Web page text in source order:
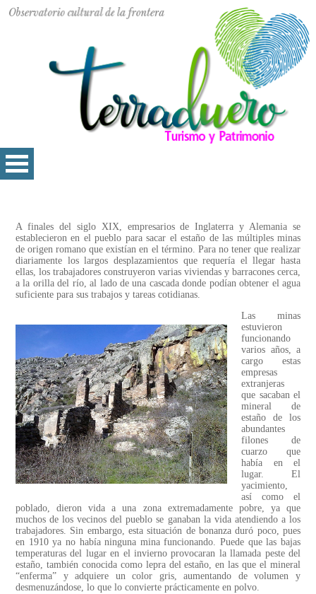
A finales del siglo XIX, empresarios de Inglaterra y Alemania se
establecieron en el pueblo para sacar el estaño de las múltiples minas
de origen romano que existían en el término. Para no tener que realizar
diariamente los largos desplazamientos que requería el llegar hasta
ellas, los trabajadores construyeron varias viviendas y barracones cerca,
a la orilla del río, al lado de una cascada donde podían obtener el agua
suficiente para sus trabajos y tareas cotidianas.
Las minas
estuvieron
funcionando
varios años, a
cargo estas
empresas
extranjeras
que sacaban el
mineral de
estaño de los
abundantes
filones de
cuarzo que
había en el
lugar. El
yacimiento,
así como el
poblado, dieron vida a una zona extremadamente pobre, ya que
muchos de los vecinos del pueblo se ganaban la vida atendiendo a los
trabajadores. Sin embargo, esta situación de bonanza duró poco, pues
en 1910 ya no había ninguna mina funcionando. Puede que las bajas
temperaturas del lugar en el invierno provocaran la llamada peste del
estaño, también conocida como lepra del estaño, en las que el mineral
“enferma” y adquiere un color gris, aumentando de volumen y
desmenuzándose, lo que lo convierte prácticamente en polvo.